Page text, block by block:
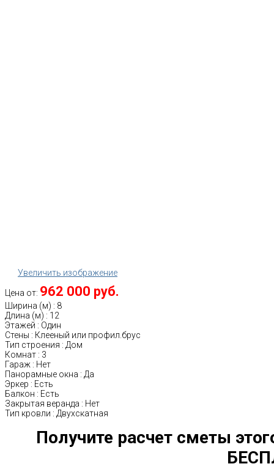
Увеличить изображение
Цена от: 962 000 руб.
Ширина (м) : 8
Длина (м) : 12
Этажей : Один
Стены : Клееный или профил.брус
Тип строения : Дом
Комнат : 3
Гараж : Нет
Панорамные окна : Да
Эркер : Есть
Балкон : Есть
Закрытая веранда : Нет
Тип кровли : Двухскатная
Получите расчет сметы